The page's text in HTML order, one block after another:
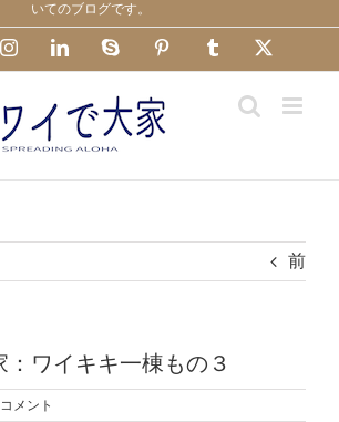
いてのブログです。
InstagramLinkedInSkype Pinterest Tumblr
前
ワイキキ一棟もの３
メント